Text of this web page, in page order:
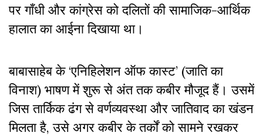
पर गाँधी और कांग्रेस को दलितों की सामाजिक-आर्थिक
हालात का आईना दिखाया था।
बाबासाहेब के ‘एनिहिलेशन ऑफ कास्ट’ (जाति का
विनाश) भाषण में शुरू से अंत तक कबीर मौजूद हैं। उसमें
जिस तार्किक ढंग से वर्णव्यवस्था और जातिवाद का खंडन
मिलता है, उसे अगर कबीर के तर्कों को सामने रखकर